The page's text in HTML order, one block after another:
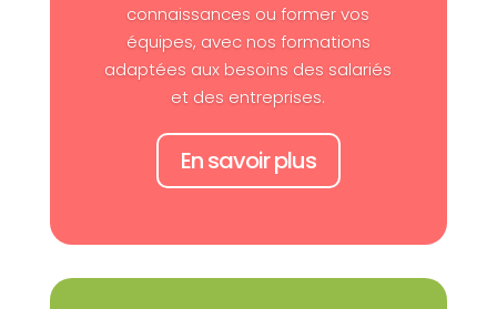
connaissances ou former vos
équipes, avec nos formations
adaptées aux besoins des salariés
et des entreprises.
En savoir plus